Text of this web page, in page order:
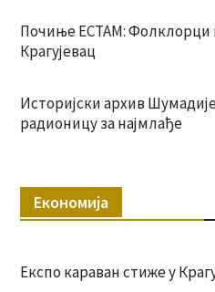
Почиње ЕСТАМ: Фолклорци
Крагујевац
Историјски архив
радионицу за најмлађе
Економија
Експо караван стиже у